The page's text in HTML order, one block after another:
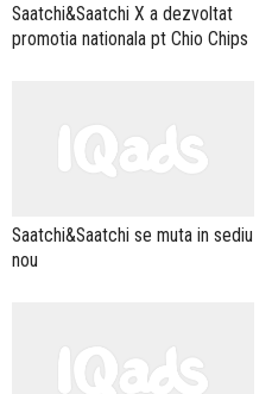
Saatchi&Saatchi X a dezvoltat
promotia nationala pt Chio Chips
Saatchi&Saatchi se muta in sediu
nou